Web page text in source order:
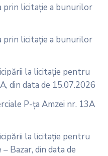
prin licitație a bunurilor
prin licitație a bunurilor
la licitație pentru
din data de 15.07.2026
P-ța Amzei nr. 13A
la licitație pentru
Bazar, din data de